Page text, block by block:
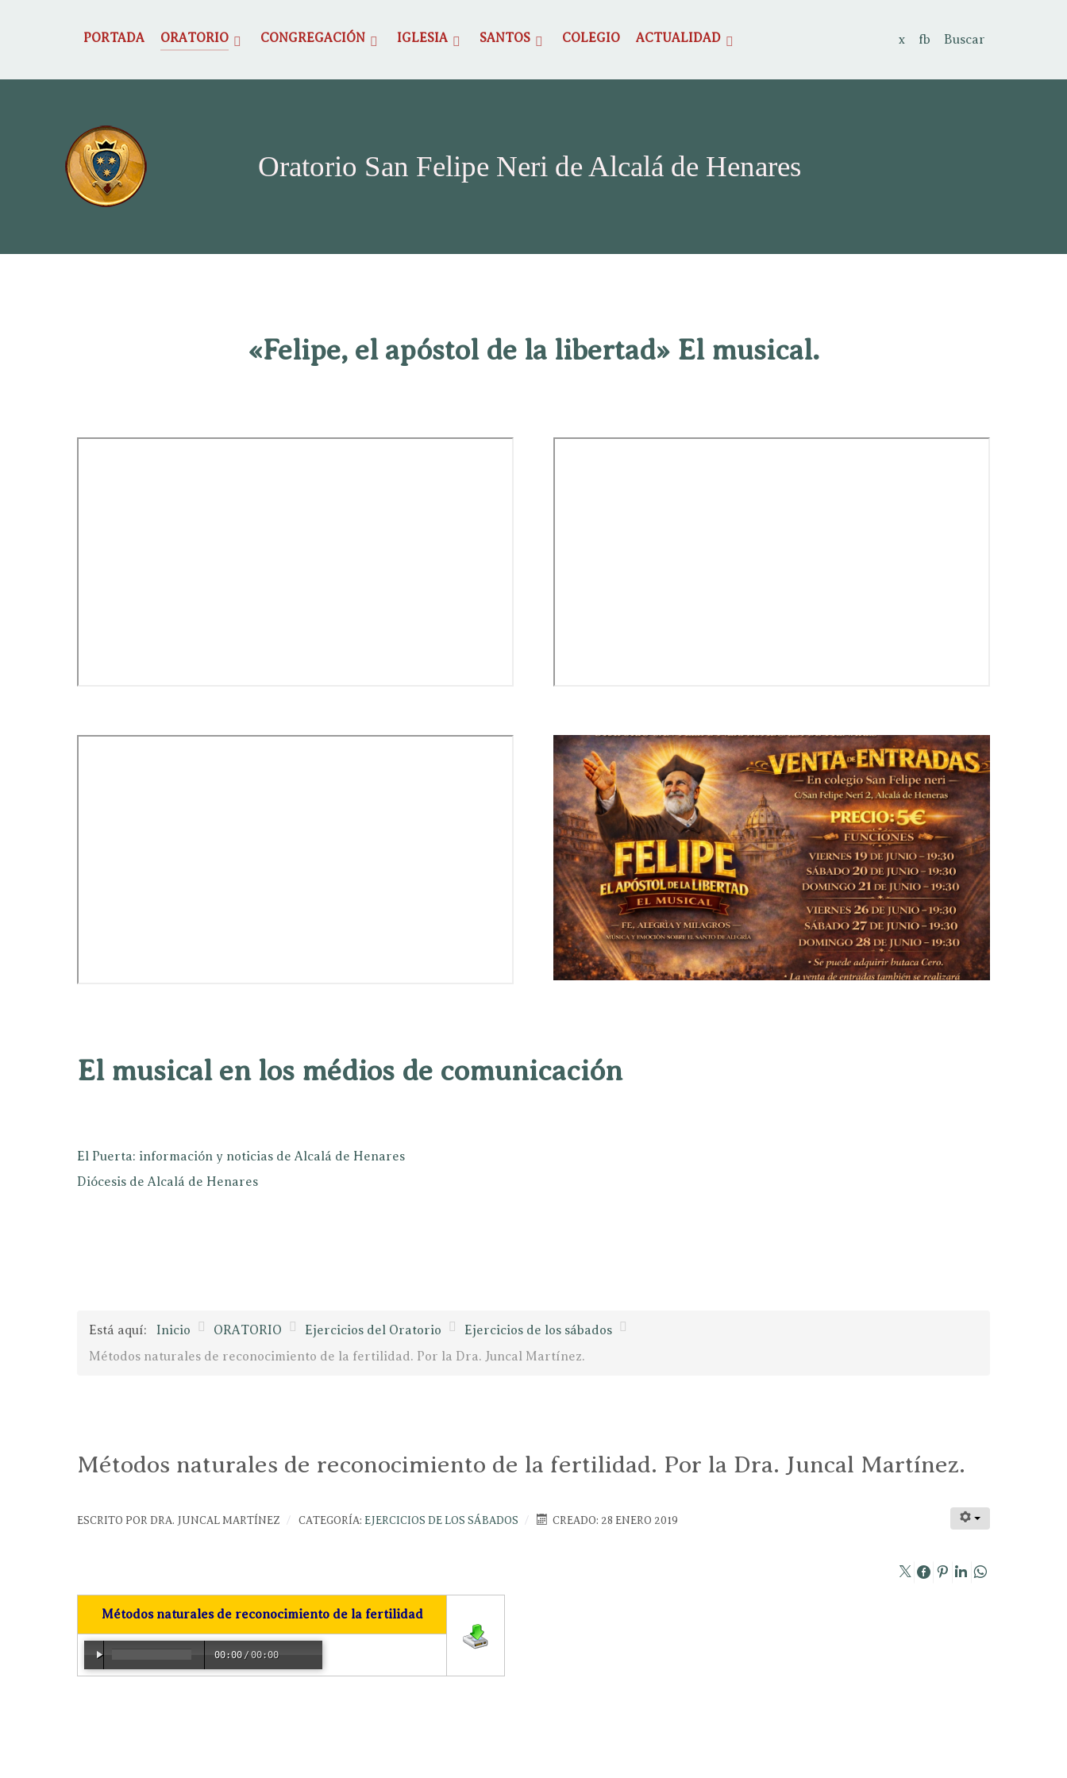
PORTADA ORATORIO CONGREGACIÓN IGLESIA SANTOS COLEGIO ACTUALIDAD x fb Buscar
Oratorio San Felipe Neri de Alcalá de Henares
«Felipe, el apóstol de la libertad» El musical.
El musical en los médios de comunicación
El Puerta: información y noticias de Alcalá de Henares
Diócesis de Alcalá de Henares
Está aquí: Inicio ORATORIO Ejercicios del Oratorio
Ejercicios de los sábados
Métodos naturales de reconocimiento de la fertilidad. Por la Dra. Juncal Martínez.
Métodos naturales de reconocimiento de la fertilidad. Por la Dra. Juncal Martínez.
ESCRITO POR DRA. JUNCAL MARTÍNEZ CATEGORÍA: EJERCICIOS DE LOS SÁBADOS CREADO: 28 ENERO 2019
Métodos naturales de reconocimiento de la fertilidad
00:00 /00:00